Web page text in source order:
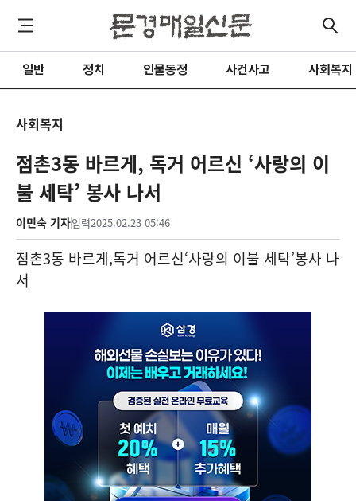
일반 정치 인물동정 사건사고 사회복지
사회복지
점촌3동 바르게, 독거 어르신 ‘사랑의 이
불 세탁’ 봉사 나서
이민숙 기자입력2025.02.23 05:46
점촌3동 바르게,독거 어르신‘사랑의 이불 세탁’봉사 나
서